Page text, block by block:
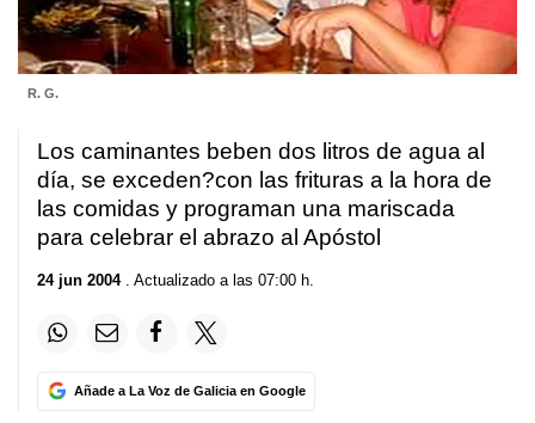
R. G.
Los caminantes beben dos litros de agua al
día, se exceden?con las frituras a la hora de
las comidas y programan una mariscada
para celebrar el abrazo al Apóstol
24 jun 2004. Actualizado a las 07:00 h.
Añade a La Voz de Galicia en Google